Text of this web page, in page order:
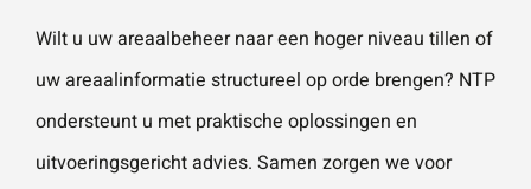
Wilt u uw areaalbeheer naar een hoger niveau tillen of
uw areaalinformatie structureel op orde brengen? NTP
ondersteunt u met praktische oplossingen en
uitvoeringsgericht advies. Samen zorgen we voor